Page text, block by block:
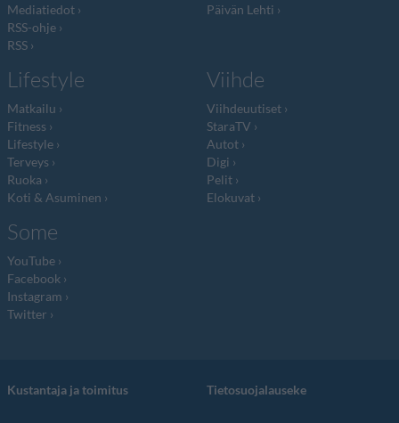
Mediatiedot
RSS-ohje
RSS
Päivän Lehti
Lifestyle
Matkailu
Fitness
Lifestyle
Terveys
Ruoka
Koti & Asuminen
Viihde
Viihdeuutiset
StaraTV
Autot
Digi
Pelit
Elokuvat
Some
YouTube
Facebook
Instagram
Twitter
Kustantaja ja toimitus Tietosuojalauseke